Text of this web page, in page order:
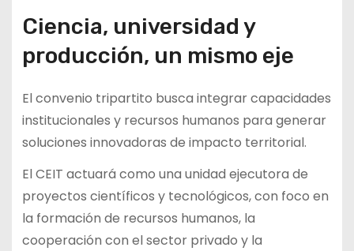
Ciencia, universidad y
producción, un mismo eje
El convenio tripartito busca integrar capacidades
institucionales y recursos humanos para generar
soluciones innovadoras de impacto territorial.
El CEIT actuará como una unidad ejecutora de
proyectos científicos y tecnológicos, con foco en
la formación de recursos humanos, la
cooperación con el sector privado y la